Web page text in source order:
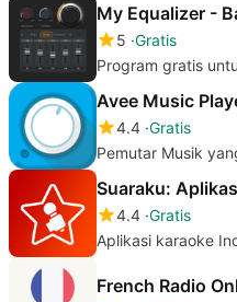
My Equalizer -
5 Gratis
Program gratis
Avee Music
4.4 Gratis
Pemutar Musik
4.4 Gratis
Aplikasi karaoke
French Radio